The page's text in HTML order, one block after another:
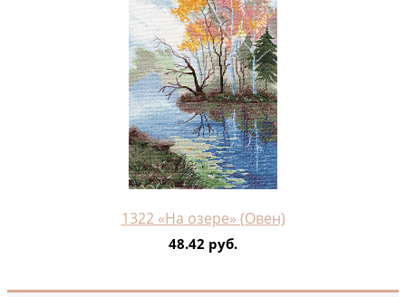
1322 «На озере» (Овен)
48.42 руб.